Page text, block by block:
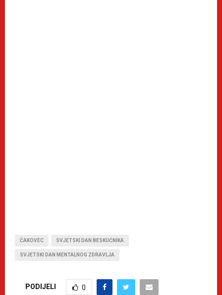
ČAKOVEC SVJETSKI DAN BESKUĆNIKA
SVJETSKI DAN MENTALNOG ZDRAVLJA
PODIJELI 0